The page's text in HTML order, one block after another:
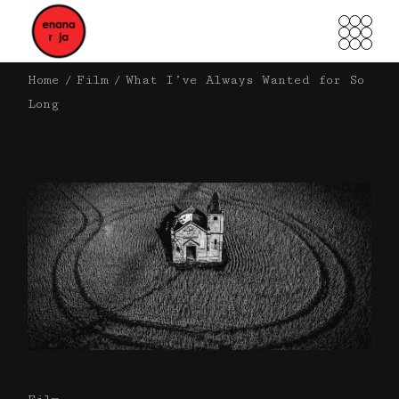
Home Film
What I’ve Always Wanted for So
Long